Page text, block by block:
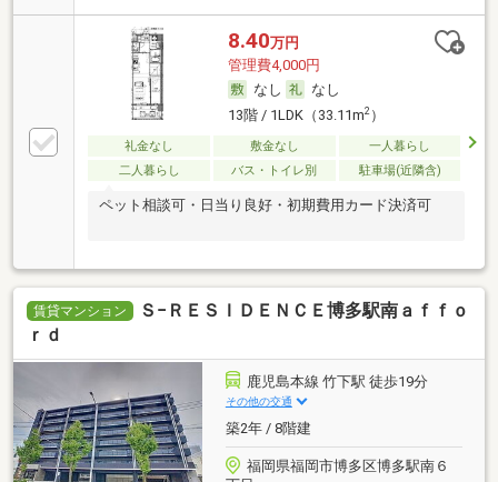
8.40万円
管理費4,000円
なし
なし
13階 / 1LDK（33.11m2）
礼金なし 敷金なし
一人暮らし
二人暮らし
バス・トイレ別 駐車場(近隣含)
ペット相談可・日当り良好・初期費用カード決済可
賃貸マンション
Ｓ−ＲＥＳＩＤＥＮＣＥ博多駅南ａｆｆｏ
ｒｄ
鹿児島本線 竹下駅 徒歩19分
その他の交通
築2年 / 8階建
福岡県福岡市博多区博多駅南６